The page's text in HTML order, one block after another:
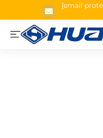
[email